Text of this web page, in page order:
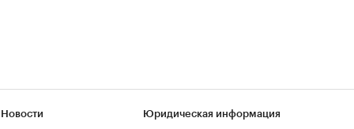
Юридическая информация